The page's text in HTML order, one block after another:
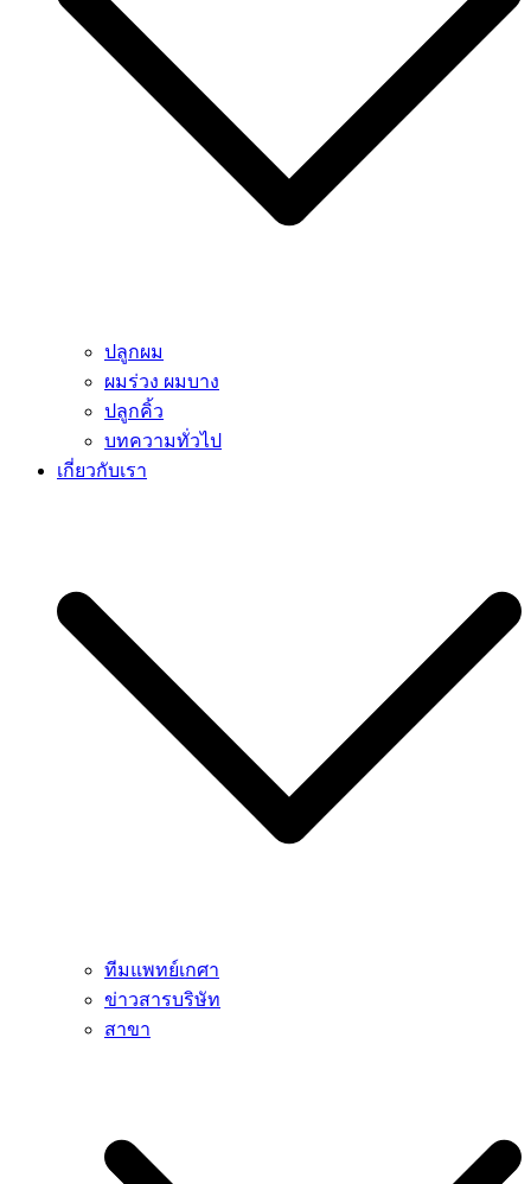
ปลูกผม
ผมร่วง ผมบาง
ปลูกคิ้ว
บทความทั่วไป
เกี่ยวกับเรา
ทีมแพทย์เกศา
ข่าวสารบริษัท
สาขา